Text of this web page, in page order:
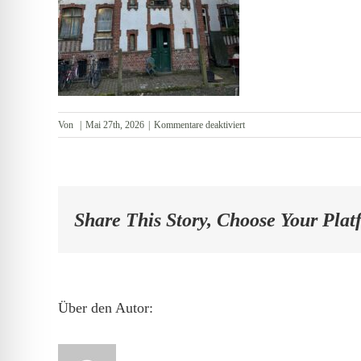
Von | Mai 27th, 2026 | Kommentare deaktiviertfür
Rückfront
Share This Story, Choose Your
Über den Autor: